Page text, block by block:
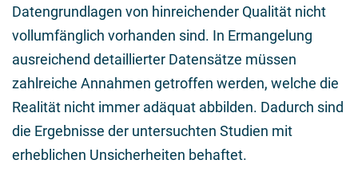
Datengrundlagen von hinreichender Qualität nicht
vollumfänglich vorhanden sind. In Ermangelung
ausreichend detaillierter Datensätze müssen
zahlreiche Annahmen getroffen werden, welche die
Realität nicht immer adäquat abbilden. Dadurch sind
die Ergebnisse der untersuchten Studien mit
erheblichen Unsicherheiten behaftet.